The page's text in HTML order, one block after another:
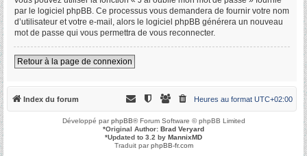
par le logiciel phpBB. Ce processus vous demandera de fournir votre nom
d’utilisateur et votre e-mail, alors le logiciel phpBB générera un nouveau
mot de passe qui vous permettra de vous reconnecter.
Retour à la page de connexion
Index du forum Heures au format UTC+02:00
Développé parphpBB® Forum Software © phpBB Limited
*Original Author: Brad Veryard
*Updated to 3.2 by MannixMD
Traduit parphpBB-fr.com